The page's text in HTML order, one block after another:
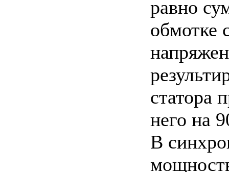
равно
обмотке
статора
него на
В